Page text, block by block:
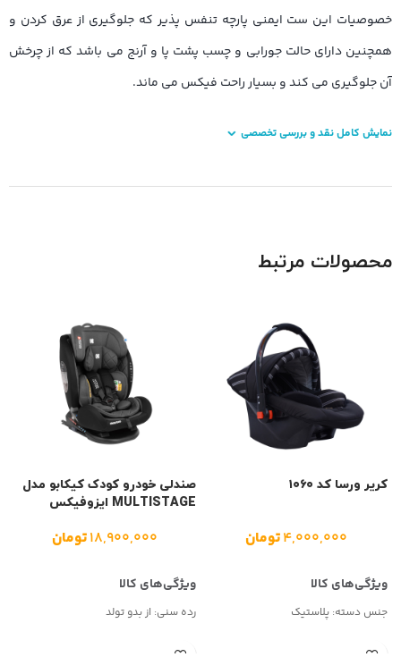
خصوصیات این ست ایمنی پارچه تنفس پذیر که جلوگیری از عرق کردن و
همچنین دارای حالت جورابی و چسب پشت پا و آرنج می باشد که از چرخش
آن جلوگیری می کند و بسیار راحت فیکس می ماند.
نمایش کامل نقد و بررسی تخصصی
محصولات مرتبط
کریر ورسا کد ۱۰۶۰
۴,۰۰۰,۰۰۰تومان
جنس دسته: پلاستیک
صندلی خودرو کودک کیکابو مدل
MULTISTAGE ایزوفیکس
۱۸,۹۰۰,۰۰۰تومان
رده سنی: از بدو تولد